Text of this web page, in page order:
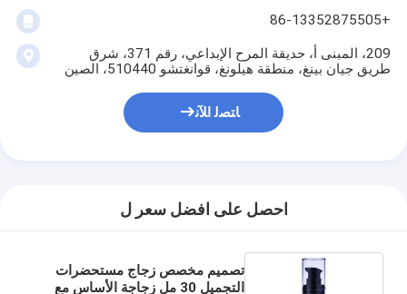
+86-13352875505
209، المبنى أ، حديقة المرح الإبداعي، رقم 371، شرق
طريق جيان بينغ، منطقة هيلونغ، قوانغتشو 510440، الصين
ﺎﺘﺼﻟ ﺍﻶﻧ
احصل على افضل سعر ل
تصميم مخصص زجاج مستحضرات
التجميل 30 مل زجاجة الأساس مع